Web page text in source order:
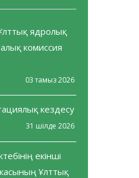
ядролық
комиссия
03 тамыз 2026
кездесу
31 шілде 2026
екінші
Ұлттық